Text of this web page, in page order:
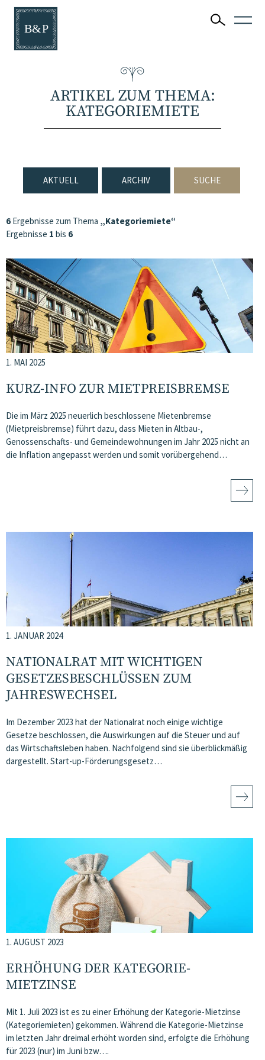
ARTIKEL ZUM THEMA:
KATEGORIEMIETE
AKTUELL ARCHIV SUCHE
6 Ergebnisse zum Thema „Kategoriemiete“
Ergebnisse 1 bis 6
1. MAI 2025
KURZ-INFO ZUR MIETPREISBREMSE
Die im März 2025 neuerlich beschlossene Mietenbremse
(Mietpreisbremse) führt dazu, dass Mieten in Altbau-,
Genossenschafts- und Gemeindewohnungen im Jahr 2025 nicht an
die Inflation angepasst werden und somit vorübergehend…
1. JANUAR 2024
NATIONALRAT MIT WICHTIGEN
GESETZESBESCHLÜSSEN ZUM
JAHRESWECHSEL
Im Dezember 2023 hat der Nationalrat noch einige wichtige
Gesetze beschlossen, die Auswirkungen auf die Steuer und auf
das Wirtschaftsleben haben. Nachfolgend sind sie überblickmäßig
dargestellt. Start-up-Förderungsgesetz…
1. AUGUST 2023
ERHÖHUNG DER KATEGORIE-
MIETZINSE
Mit 1. Juli 2023 ist es zu einer Erhöhung der Kategorie-Mietzinse
(Kategoriemieten) gekommen. Während die Kategorie-Mietzinse
im letzten Jahr dreimal erhöht worden sind, erfolgte die Erhöhung
für 2023 (nur) im Juni bzw….